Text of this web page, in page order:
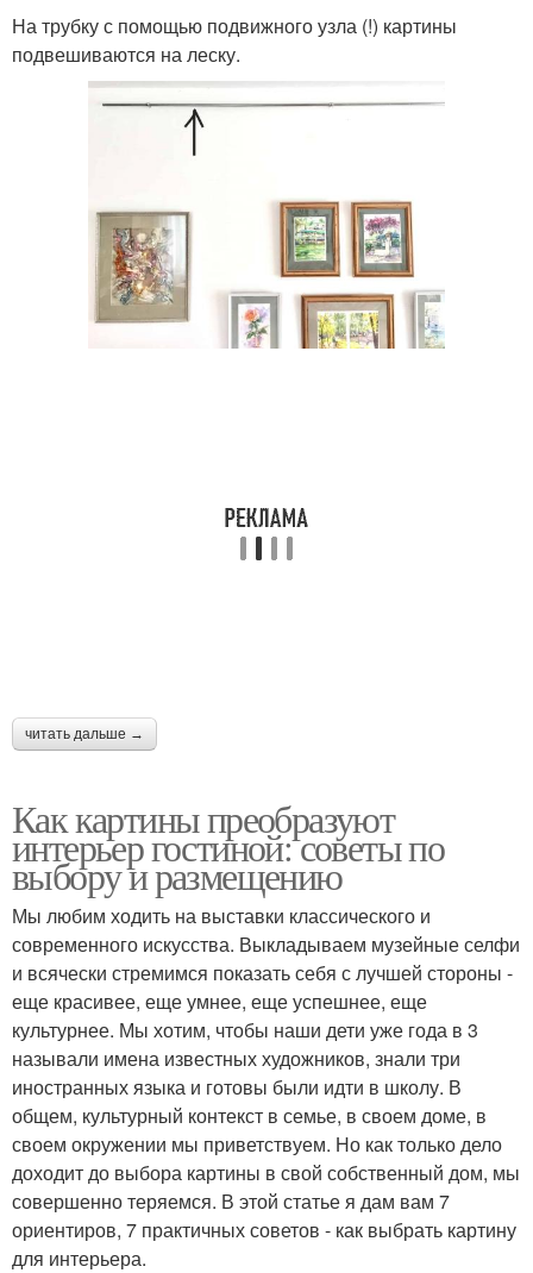
На трубку с помощью подвижного узла (!) картины
подвешиваются на леску.
читать дальше →
Как картины преобразуют
интерьер гостиной: советы по
выбору и размещению
Мы любим ходить на выставки классического и
современного искусства. Выкладываем музейные селфи
и всячески стремимся показать себя с лучшей стороны -
еще красивее, еще умнее, еще успешнее, еще
культурнее. Мы хотим, чтобы наши дети уже года в 3
называли имена известных художников, знали три
иностранных языка и готовы были идти в школу. В
общем, культурный контекст в семье, в своем доме, в
своем окружении мы приветствуем. Но как только дело
доходит до выбора картины в свой собственный дом, мы
совершенно теряемся. В этой статье я дам вам 7
ориентиров, 7 практичных советов - как выбрать картину
для интерьера.